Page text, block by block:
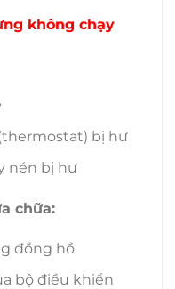
không chạy
bị hư
nén bị hư
chữa:
đồng hồ
bộ điều khiển